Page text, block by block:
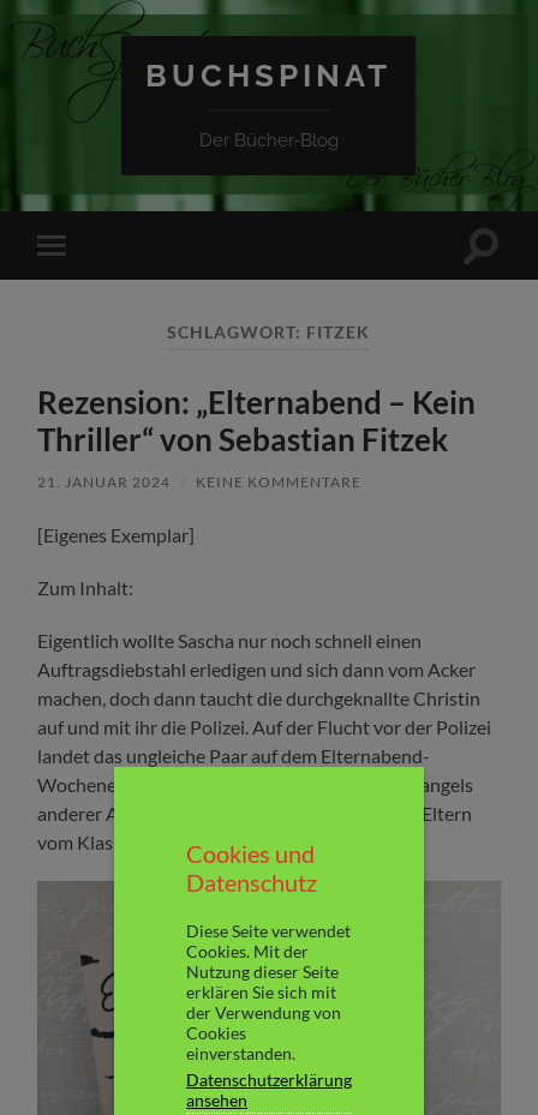
BUCHSPINAT
Der Bücher-Blog
Mobile-
Menü
SCHLAGWORT: FITZEK
Rezension: „Elternabend – Kein
Thriller“ von Sebastian Fitzek
21. JANUAR 2024 KEINE KOMMENTARE
[Eigenes Exemplar]
Zum Inhalt:
Eigentlich wollte Sascha nur noch schnell einen
Auftragsdiebstahl erledigen und sich dann vom Acker
machen, doch dann taucht die durchgeknallte Christin
auf und mit ihr die Polizei. Auf der Flucht vor der Polizei
landet das ungleiche Paar auf dem Elternabend-
Wochenende einer 5ten Klasse und gibt sich mangels
anderer Alternativen als die stets abwesenden Eltern
vom Klassenrowdy aus….Cookies und
Datenschutz
Diese Seite verwendet
Cookies. Mit der
Nutzung dieser Seite
erklären Sie sich mit
der Verwendung von
Cookies
einverstanden.
Datenschutzerklärung
ansehen